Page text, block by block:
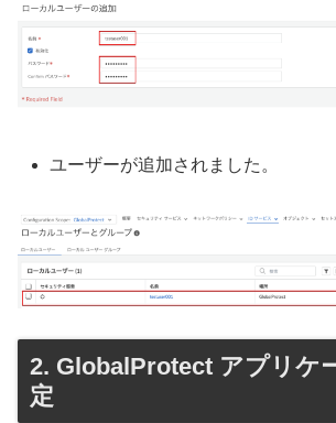
ユーザーが追加されました。
GlobalProtect アプリケ
定